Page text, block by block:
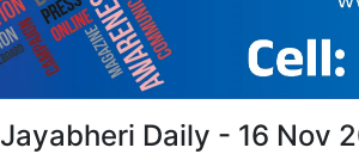
Jayabheri Daily - 16 Nov